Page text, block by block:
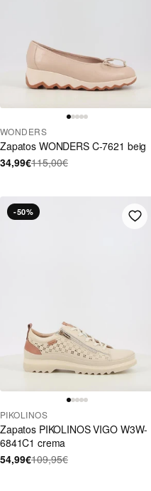
WONDERS
Zapatos WONDERS C-7621 beig
34,99€115,00€
-50%
PIKOLINOS
Zapatos PIKOLINOS VIGO W3W-
6841C1 crema
54,99€109,95€